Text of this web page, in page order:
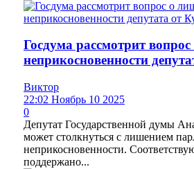
Госдума рассмотрит
неприкосновенности
Виктор
22:02 Ноябрь 10 2025
0
Депутат Государственной думы
может столкнуться с лишением
неприкосновенности.
поддержано...